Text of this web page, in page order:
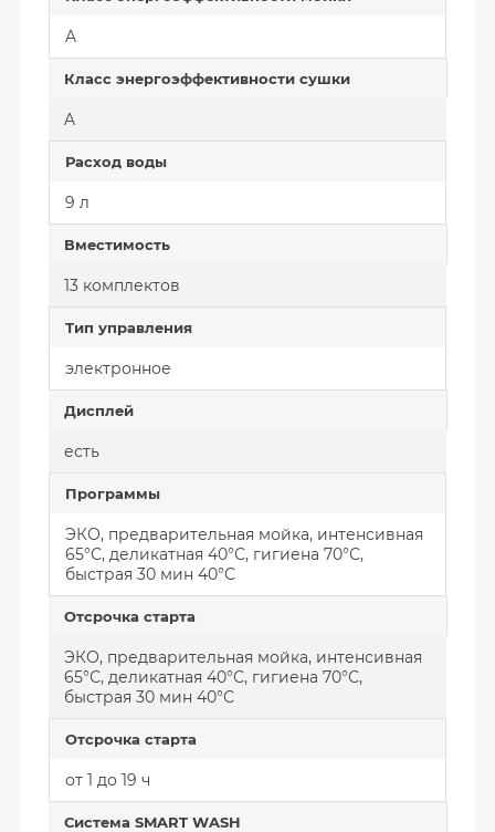
A
Класс энергоэффективности сушки
A
Расход воды
9 л
Вместимость
13 комплектов
Тип управления
электронное
Дисплей
есть
Программы
ЭКО, предварительная мойка, интенсивная
65°С, деликатная 40°С, гигиена 70°С,
быстрая 30 мин 40°С
Отсрочка старта
ЭКО, предварительная мойка, интенсивная
65°С, деликатная 40°С, гигиена 70°С,
быстрая 30 мин 40°С
Отсрочка старта
от 1 до 19 ч
Система SMART WASH